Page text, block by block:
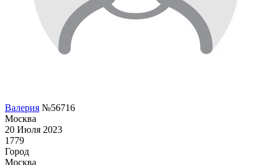
Валерия №56716
Москва
20 Июля 2023
1779
Город
Москва